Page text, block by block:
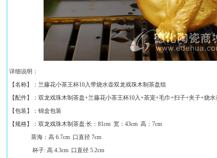
详细说明：
【名称】： 兰藤花小茶王杯10入带烧水壶双龙戏珠木制茶盘组
【配件】： 双龙戏珠木制茶盘+兰藤花小茶王杯10入+茶宠+毛巾+扫子+夹子+烧水
【包装】：锦盒包装
【规格】： 双龙戏珠木制茶盘:长：81cm 宽：43cm 高：7cm
茶海：高 6.7cm 口直径 7cm
杯子: 高 4.3cm 口直径 5.2cm